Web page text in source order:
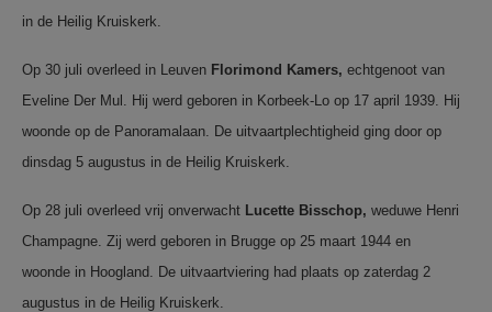
in de Heilig Kruiskerk.
Op 30 juli overleed in Leuven Florimond Kamers, echtgenoot van
Eveline Der Mul. Hij werd geboren in Korbeek-Lo op 17 april 1939. Hij
woonde op de Panoramalaan. De uitvaartplechtigheid ging door op
dinsdag 5 augustus in de Heilig Kruiskerk.
Op 28 juli overleed vrij onverwacht Lucette Bisschop, weduwe Henri
Champagne. Zij werd geboren in Brugge op 25 maart 1944 en
woonde in Hoogland. De uitvaartviering had plaats op zaterdag 2
augustus in de Heilig Kruiskerk.